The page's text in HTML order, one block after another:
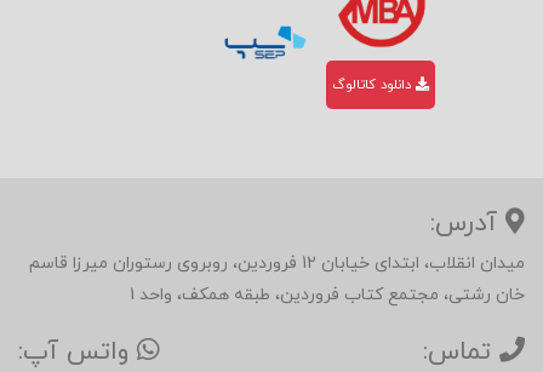
دانلود کاتالوگ
آدرس:
میدان انقلاب، ابتدای خیابان 12 فروردین، روبروی رستوران میرزا قاسم
خان رشتی، مجتمع کتاب فروردین، طبقه همکف، واحد 1
تماس: واتس آپ: